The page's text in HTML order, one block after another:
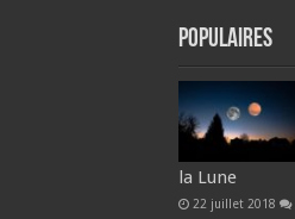
Populaires
la Lune
22 juillet 2018